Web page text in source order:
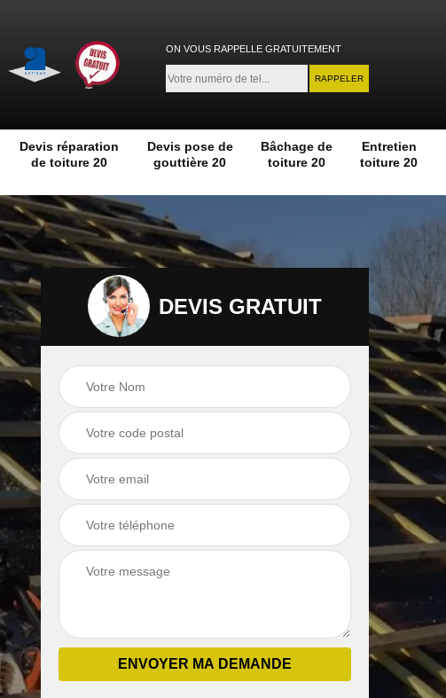
ON VOUS RAPPELLE GRATUITEMENT
Devis réparation
de toiture 20
Devis pose de
gouttière 20
Bâchage de
toiture 20
Entretien
toiture 20
DEVIS GRATUIT